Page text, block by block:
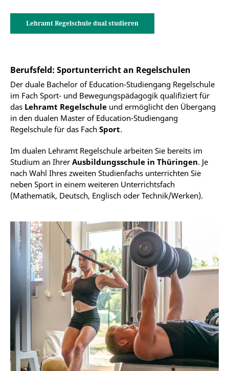
Lehramt Regelschule dual studieren
Berufsfeld: Sportunterricht an Regelschulen
Der duale Bachelor of Education-Studiengang Regelschule
im Fach Sport- und Bewegungspädagogik qualifiziert für
das Lehramt Regelschule und ermöglicht den Übergang
in den dualen Master of Education-Studiengang
Regelschule für das Fach Sport.
Im dualen Lehramt Regelschule arbeiten Sie bereits im
Studium an Ihrer Ausbildungsschule in Thüringen. Je
nach Wahl Ihres zweiten Studienfachs unterrichten Sie
neben Sport in einem weiteren Unterrichtsfach
(Mathematik, Deutsch, Englisch oder Technik/Werken).